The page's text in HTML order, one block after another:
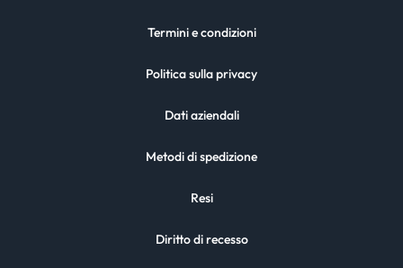
Termini e condizioni
Politica sulla privacy
Dati aziendali
Metodi di spedizione
Resi
Diritto di recesso